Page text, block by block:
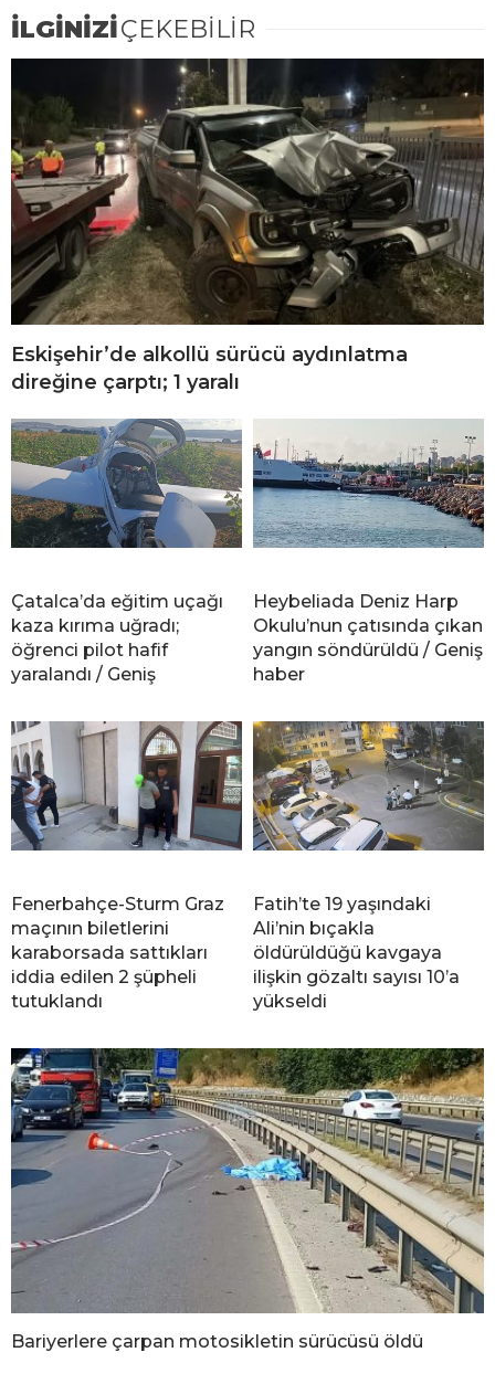
İLGİNİZİÇEKEBİLİR
Eskişehir’de alkollü sürücü aydınlatma
direğine çarptı; 1 yaralı
Çatalca’da eğitim uçağı
kaza kırıma uğradı;
öğrenci pilot hafif
yaralandı / Geniş
Heybeliada Deniz Harp
Okulu’nun çatısında çıkan
yangın söndürüldü / Geniş
haber
Fenerbahçe-Sturm Graz
maçının biletlerini
karaborsada sattıkları
iddia edilen 2 şüpheli
tutuklandı
Fatih’te 19 yaşındaki
Ali’nin bıçakla
öldürüldüğü kavgaya
ilişkin gözaltı sayısı 10’a
yükseldi
Bariyerlere çarpan motosikletin sürücüsü öldü